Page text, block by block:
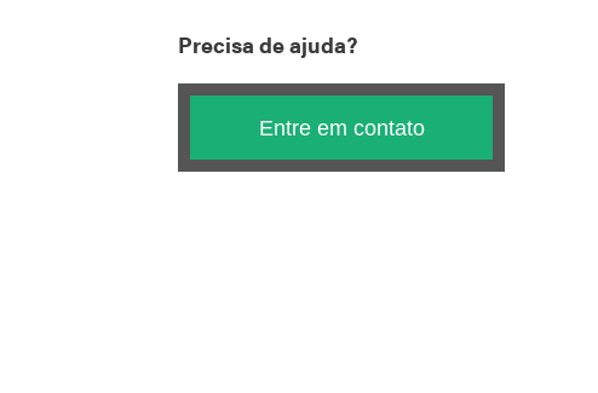
Precisa de ajuda?
Entre em contato